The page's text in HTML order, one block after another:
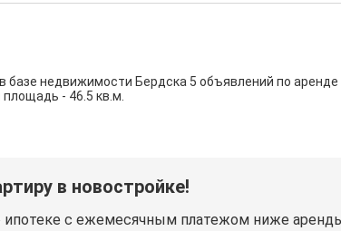
базе недвижимости Бердска 5 объявлений по
- 46.5 кв.м.
в новостройке!
ипотеке с ежемесячным платежом ниже